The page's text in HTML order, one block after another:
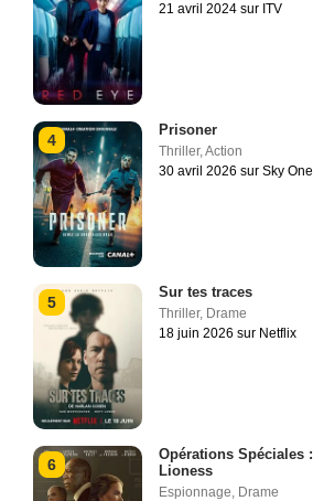
21 avril 2024 sur ITV
4
Prisoner
Thriller,Action
30 avril 2026 sur Sky One
5
Sur tes traces
Thriller, Drame
18 juin 2026 sur Netflix
6
Opérations Spéciales :
Lioness
Espionnage, Drame